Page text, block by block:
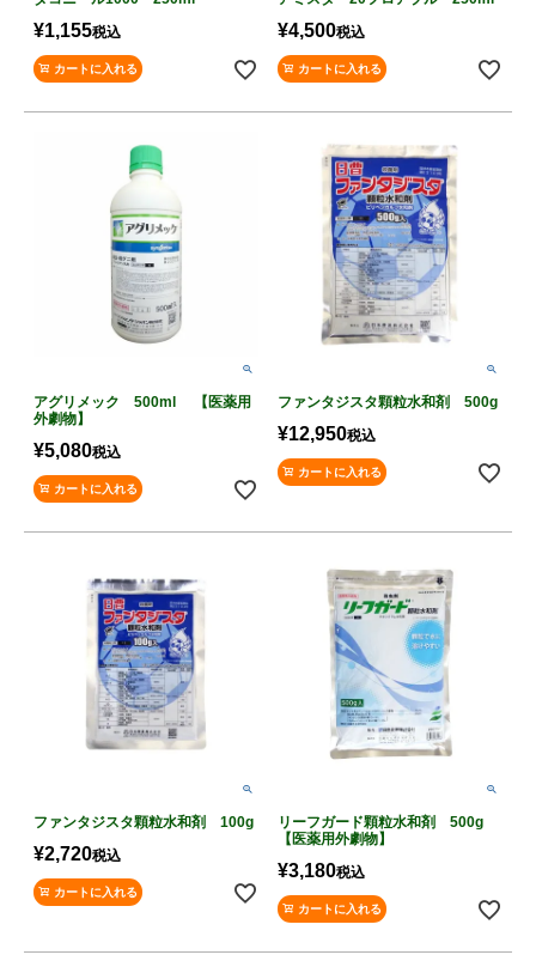
¥1,155税込
カートに入れる
¥4,500税込
カートに入れる
アグリメック 500ml 【医薬用
外劇物】
¥5,080税込
カートに入れる
ファンタジスタ顆粒水和剤 500g
¥12,950税込
カートに入れる
ファンタジスタ顆粒水和剤 100g
¥2,720税込
カートに入れる
リーフガード顆粒水和剤 500g
【医薬用外劇物】
¥3,180税込
カートに入れる